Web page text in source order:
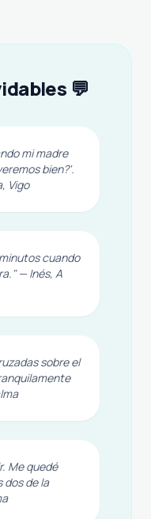
💬
mi madre
bien?'.
Vigo
cuando
— Inés, A
sobre el
Me quedé
dos de la